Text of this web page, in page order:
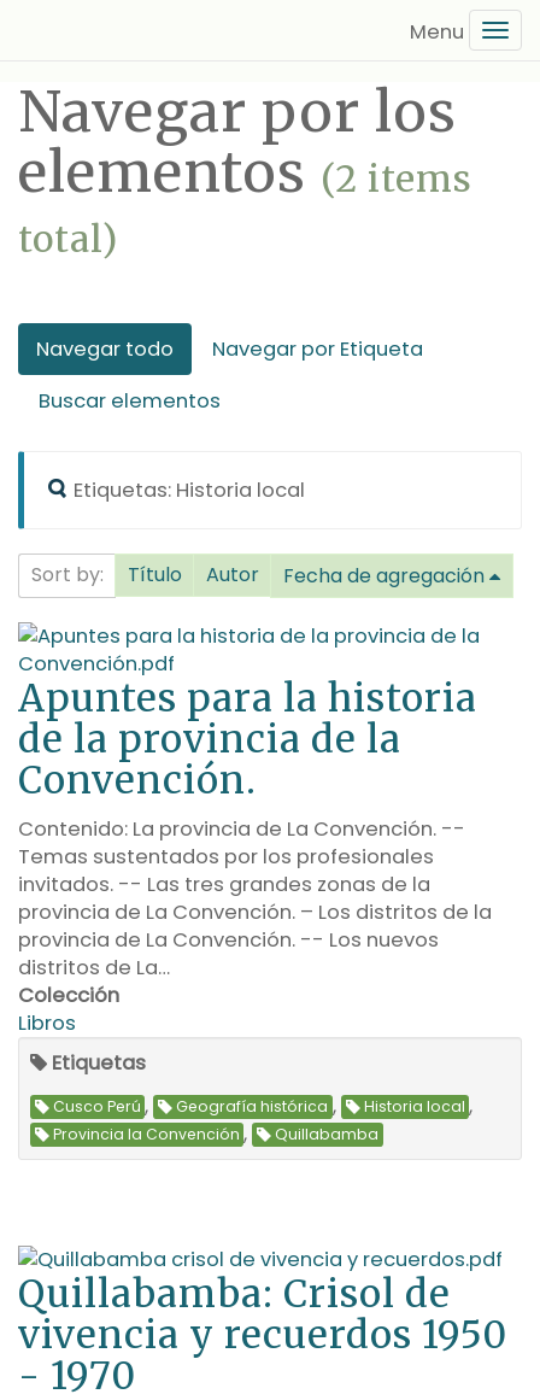
principal
Navegar por los
elementos (2 items
total)
Navegar todo
Navegar por Etiqueta
Buscar elementos
Etiquetas: Historia local
Sort by: Título Autor Fecha de agregación
Apuntes para la historia
de la provincia de la
Convención.
Contenido: La provincia de La Convención. --
Temas sustentados por los profesionales
invitados. -- Las tres grandes zonas de la
provincia de La Convención. – Los distritos de la
provincia de La Convención. -- Los nuevos
distritos de La…
Colección
Libros
Etiquetas
Cusco Perú , Geografía histórica , Historia local ,
Provincia la Convención , Quillabamba
Quillabamba: Crisol de
vivencia y recuerdos 1950
- 1970